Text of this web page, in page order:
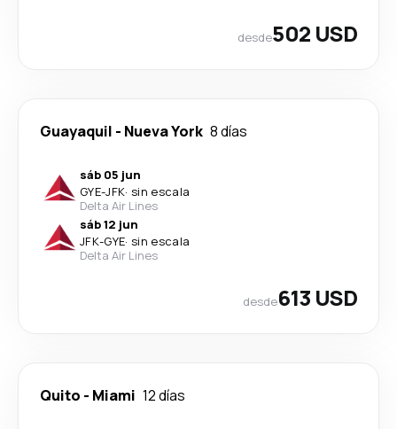
desde502 USD
Guayaquil - Nueva York 8 días
sáb 05 jun
GYE-JFK· sin escala
Delta Air Lines
sáb 12 jun
JFK-GYE· sin escala
Delta Air Lines
desde613 USD
Quito - Miami 12 días